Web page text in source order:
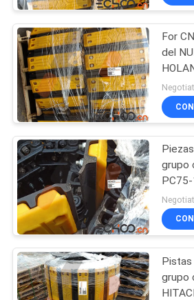
Piezas del
rodaje del
de
Correa
Crane
Parts
For
del
mini
pista
grupo
para
grupo